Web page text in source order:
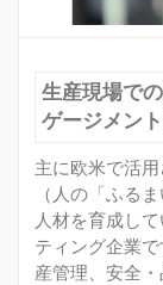
生産現場で
ゲージメン
主に欧米で活
（人の「ふる
人材を育成し
ティング企業
産管理、安全